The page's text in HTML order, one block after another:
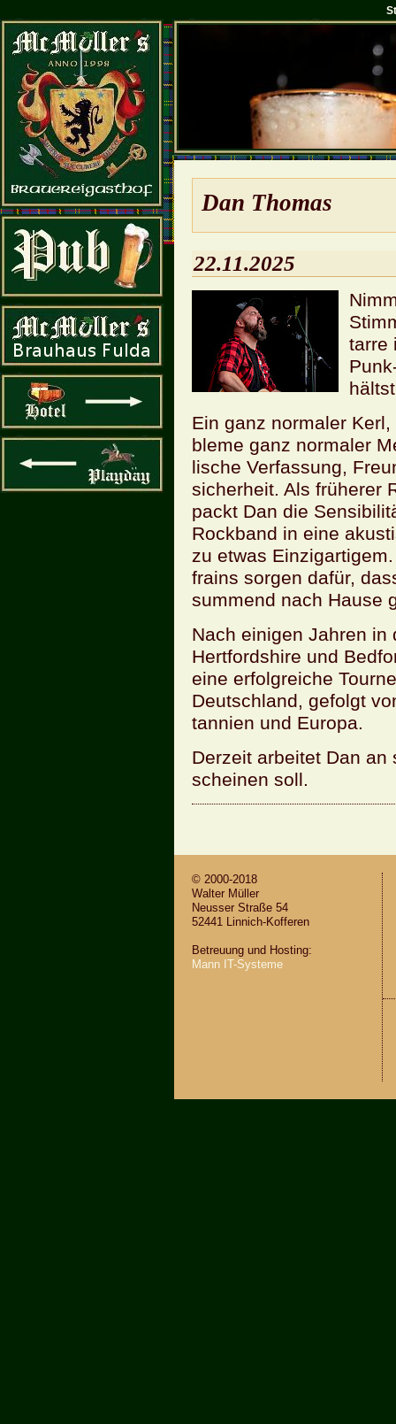
Dan Tho­mas
22.11.2025
tar­re
Ein ganz nor­ma­ler
ble­me ganz nor­ma­ler
li­sche Ver­fas­sung,
si­cher­heit. Als frü­he­rer
packt Dan die
Rock­band in eine
zu etwas
frains sor­gen dafür,
sum­mend nach Hause
Nach ei­ni­gen Jah­ren in
Hertfordshire und
eine er­folg­rei­che
Deutsch­land, ge­folgt
tan­ni­en und Eu­ro­pa.
Der­zeit ar­bei­tet Dan
schei­nen soll.
© 2000-2018
Wal­ter Mül­ler
Neus­ser Stra­ße 54
52441 Lin­nich-Kof­fe­ren
Be­treu­ung und Hos­ting:
Mann IT-Sys­te­me